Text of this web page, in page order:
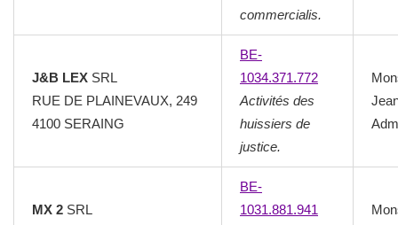
commercialis.
J&B LEX SRL
RUE DE PLAINEVAUX, 249
4100 SERAING
BE-
1034.371.772
Activités des
huissiers de
justice.
MX 2 SRL
BE-
1031.881.941